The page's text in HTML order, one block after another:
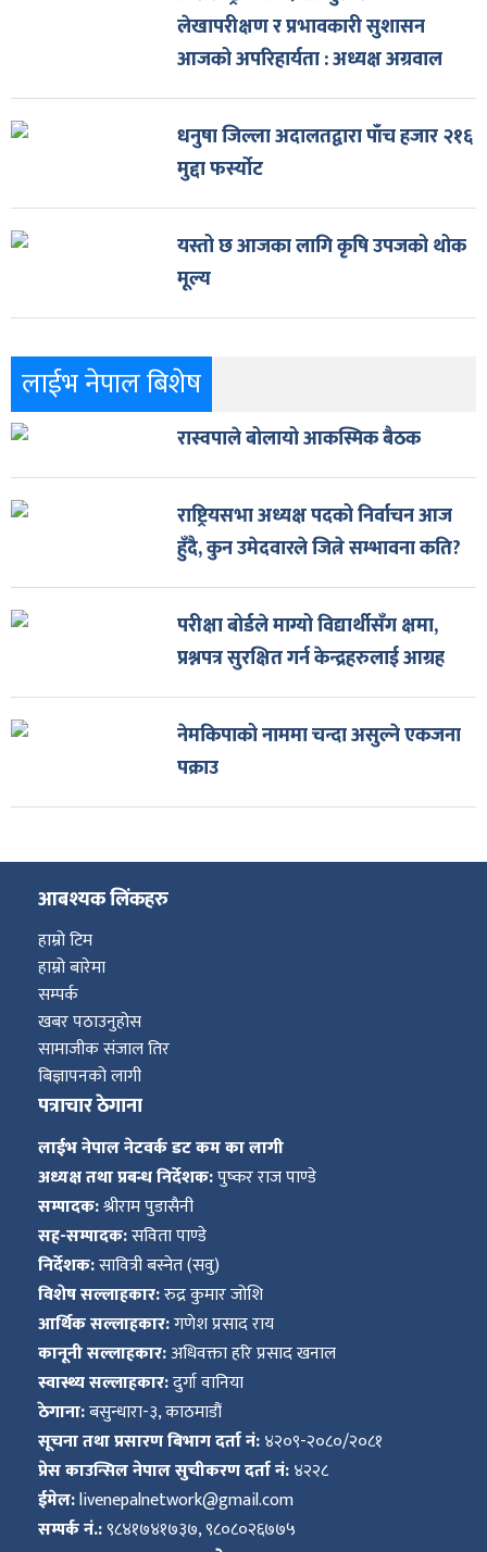
लेखापरीक्षण र प्रभावकारी सुशासन
आजको अपरिहार्यता : अध्यक्ष अग्रवाल
धनुषा जिल्ला अदालतद्वारा पाँच हजार २१६
मुद्दा फर्स्योट
यस्तो छ आजका लागि कृषि उपजको थोक
मूल्य
लाईभ नेपाल बिशेष
रास्वपाले बोलायो आकस्मिक बैठक
राष्ट्रियसभा अध्यक्ष पदको निर्वाचन आज
हुँदै, कुन उमेदवारले जित्ने सम्भावना कति?
परीक्षा बोर्डले माग्यो विद्यार्थीसँग क्षमा,
प्रश्नपत्र सुरक्षित गर्न केन्द्रहरुलाई आग्रह
नेमकिपाको नाममा चन्दा असुल्ने एकजना
पक्राउ
आबश्यक लिंकहरु
हाम्रो टिम
हाम्रो बारेमा
सम्पर्क
खबर पठाउनुहोस
सामाजीक संजाल तिर
बिज्ञापनको लागी
पत्राचार ठेगाना
लाईभ नेपाल नेटवर्क डट कम का लागी
अध्यक्ष तथा प्रबन्ध निर्देशक:पुष्कर राज पाण्डे
सम्पादक:श्रीराम पुडासैनी
सह-सम्पादक:सविता पाण्डे
निर्देशक:सावित्री बस्नेत (सवु)
विशेष सल्लाहकार:रुद्र कुमार जोशि
आर्थिक सल्लाहकार:गणेश प्रसाद राय
कानूनी सल्लाहकार:अधिवक्ता हरि प्रसाद खनाल
स्वास्थ्य सल्लाहकार:दुर्गा वानिया
ठेगाना:बसुन्धारा-३, काठमाडौं
सूचना तथा प्रसारण बिभाग दर्ता नं:४२०९-२०८०/२०८१
प्रेस काउन्सिल नेपाल सुचीकरण दर्ता नं:४२२८
ईमेल:livenepalnetwork@gmail.com
सम्पर्क नं.:९८४१७४१७३७, ९८०८०२६७७५